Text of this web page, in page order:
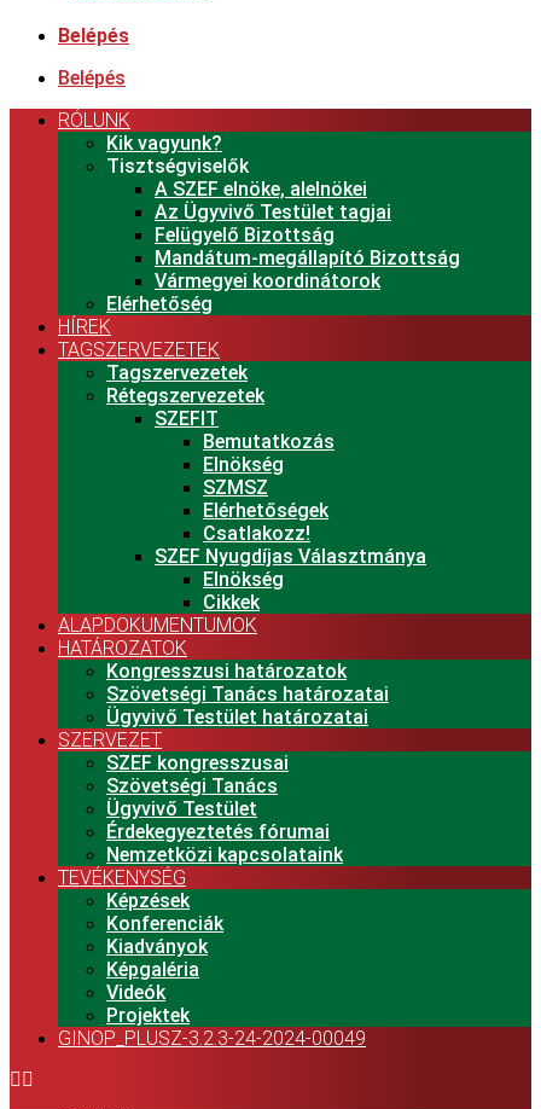
Belépés
Belépés
RÓLUNK
Kik vagyunk?
Tisztségviselők
A SZEF elnöke, alelnökei
Az Ügyvivő Testület tagjai
Felügyelő Bizottság
Mandátum-megállapító Bizottság
Vármegyei koordinátorok
Elérhetőség
HÍREK
TAGSZERVEZETEK
Tagszervezetek
Rétegszervezetek
SZEFIT
Bemutatkozás
Elnökség
SZMSZ
Elérhetőségek
Csatlakozz!
SZEF Nyugdíjas Választmánya
Elnökség
Cikkek
ALAPDOKUMENTUMOK
HATÁROZATOK
Kongresszusi határozatok
Szövetségi Tanács határozatai
Ügyvivő Testület határozatai
SZERVEZET
SZEF kongresszusai
Szövetségi Tanács
Ügyvivő Testület
Érdekegyeztetés fórumai
Nemzetközi kapcsolataink
TEVÉKENYSÉG
Képzések
Konferenciák
Kiadványok
Képgaléria
Videók
Projektek
GINOP_PLUSZ-3.2.3-24-2024-00049